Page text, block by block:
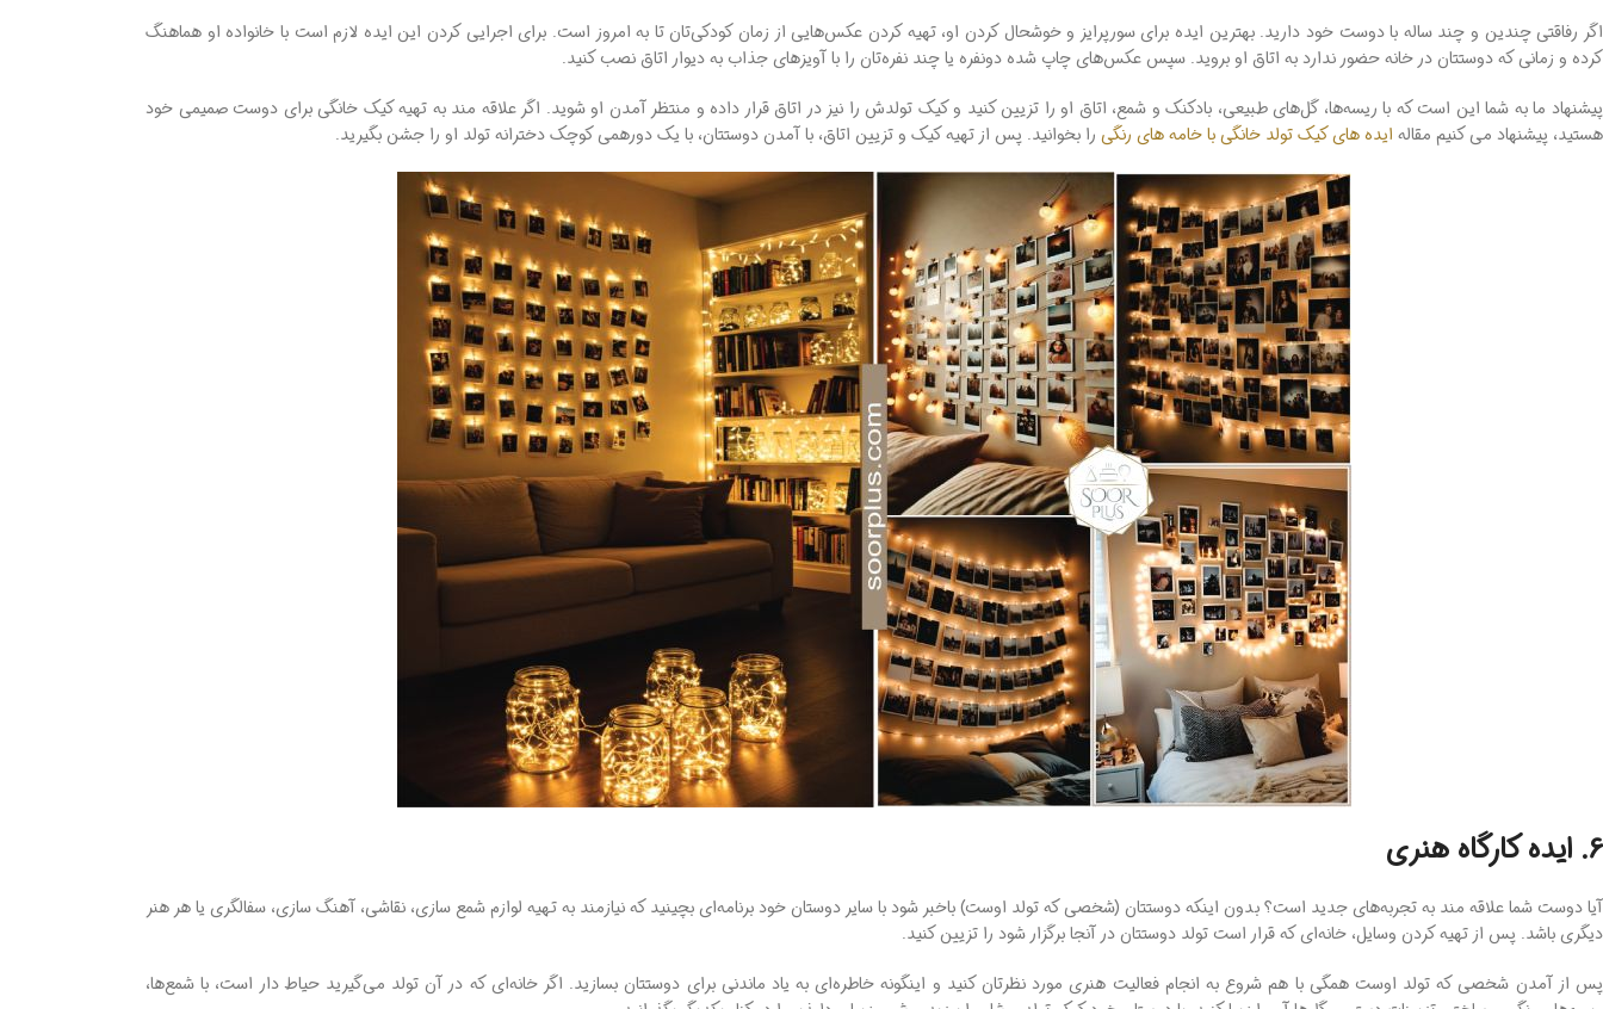
اگر رفاقتی چندین و چند ساله با دوست خود دارید. بهترین ایده برای سورپرایز و خوشحال کردن او، تهیه کردن عکس‌هایی از زمان کودکی‌تان تا به امروز است. برای اجرایی کردن این ایده لازم است با خانواده او هماهنگ
کرده و زمانی که دوستتان در خانه حضور ندارد به اتاق او بروید. سپس عکس‌های چاپ شده دونفره یا چند نفره‌تان را با آویزهای جذاب به دیوار اتاق نصب کنید.
پیشنهاد ما به شما این است که با ریسه‌ها، گل‌های طبیعی، بادکنک و شمع، اتاق او را تزیین کنید و کیک تولدش را نیز در اتاق قرار داده و منتظر آمدن او شوید. اگر علاقه ‌مند به تهیه کیک خانگی برای دوست صمیمی خود
هستید، پیشنهاد می کنیم مقاله ایده های کیک تولد خانگی با خامه های رنگی را بخوانید. پس از تهیه کیک و تزیین اتاق، با آمدن دوستتان، با یک دورهمی کوچک دخترانه تولد او را جشن بگیرید.
6. ایده کارگاه هنری
آیا دوست شما علاقه ‌مند به تجربه‌های جدید است؟ بدون اینکه دوستتان (شخصی که تولد اوست) باخبر شود با سایر دوستان خود برنامه‌ای بچینید که نیازمند به تهیه لوازم شمع ‌سازی، نقاشی، آهنگ ‌سازی، سفالگری یا هر هنر
دیگری باشد. پس از تهیه کردن وسایل، خانه‌ای که قرار است تولد دوستتان در آنجا برگزار شود را تزیین کنید.
پس از آمدن شخصی که تولد اوست همگی با هم شروع به انجام فعالیت هنری مورد نظرتان کنید و اینگونه خاطره‌ای به‌ یاد ماندنی برای دوستتان بسازید. اگر خانه‌ای که در آن تولد می‌گیرید حیاط ‌دار است، با شمع‌ها،